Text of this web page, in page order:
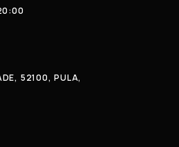
52100, PULA,